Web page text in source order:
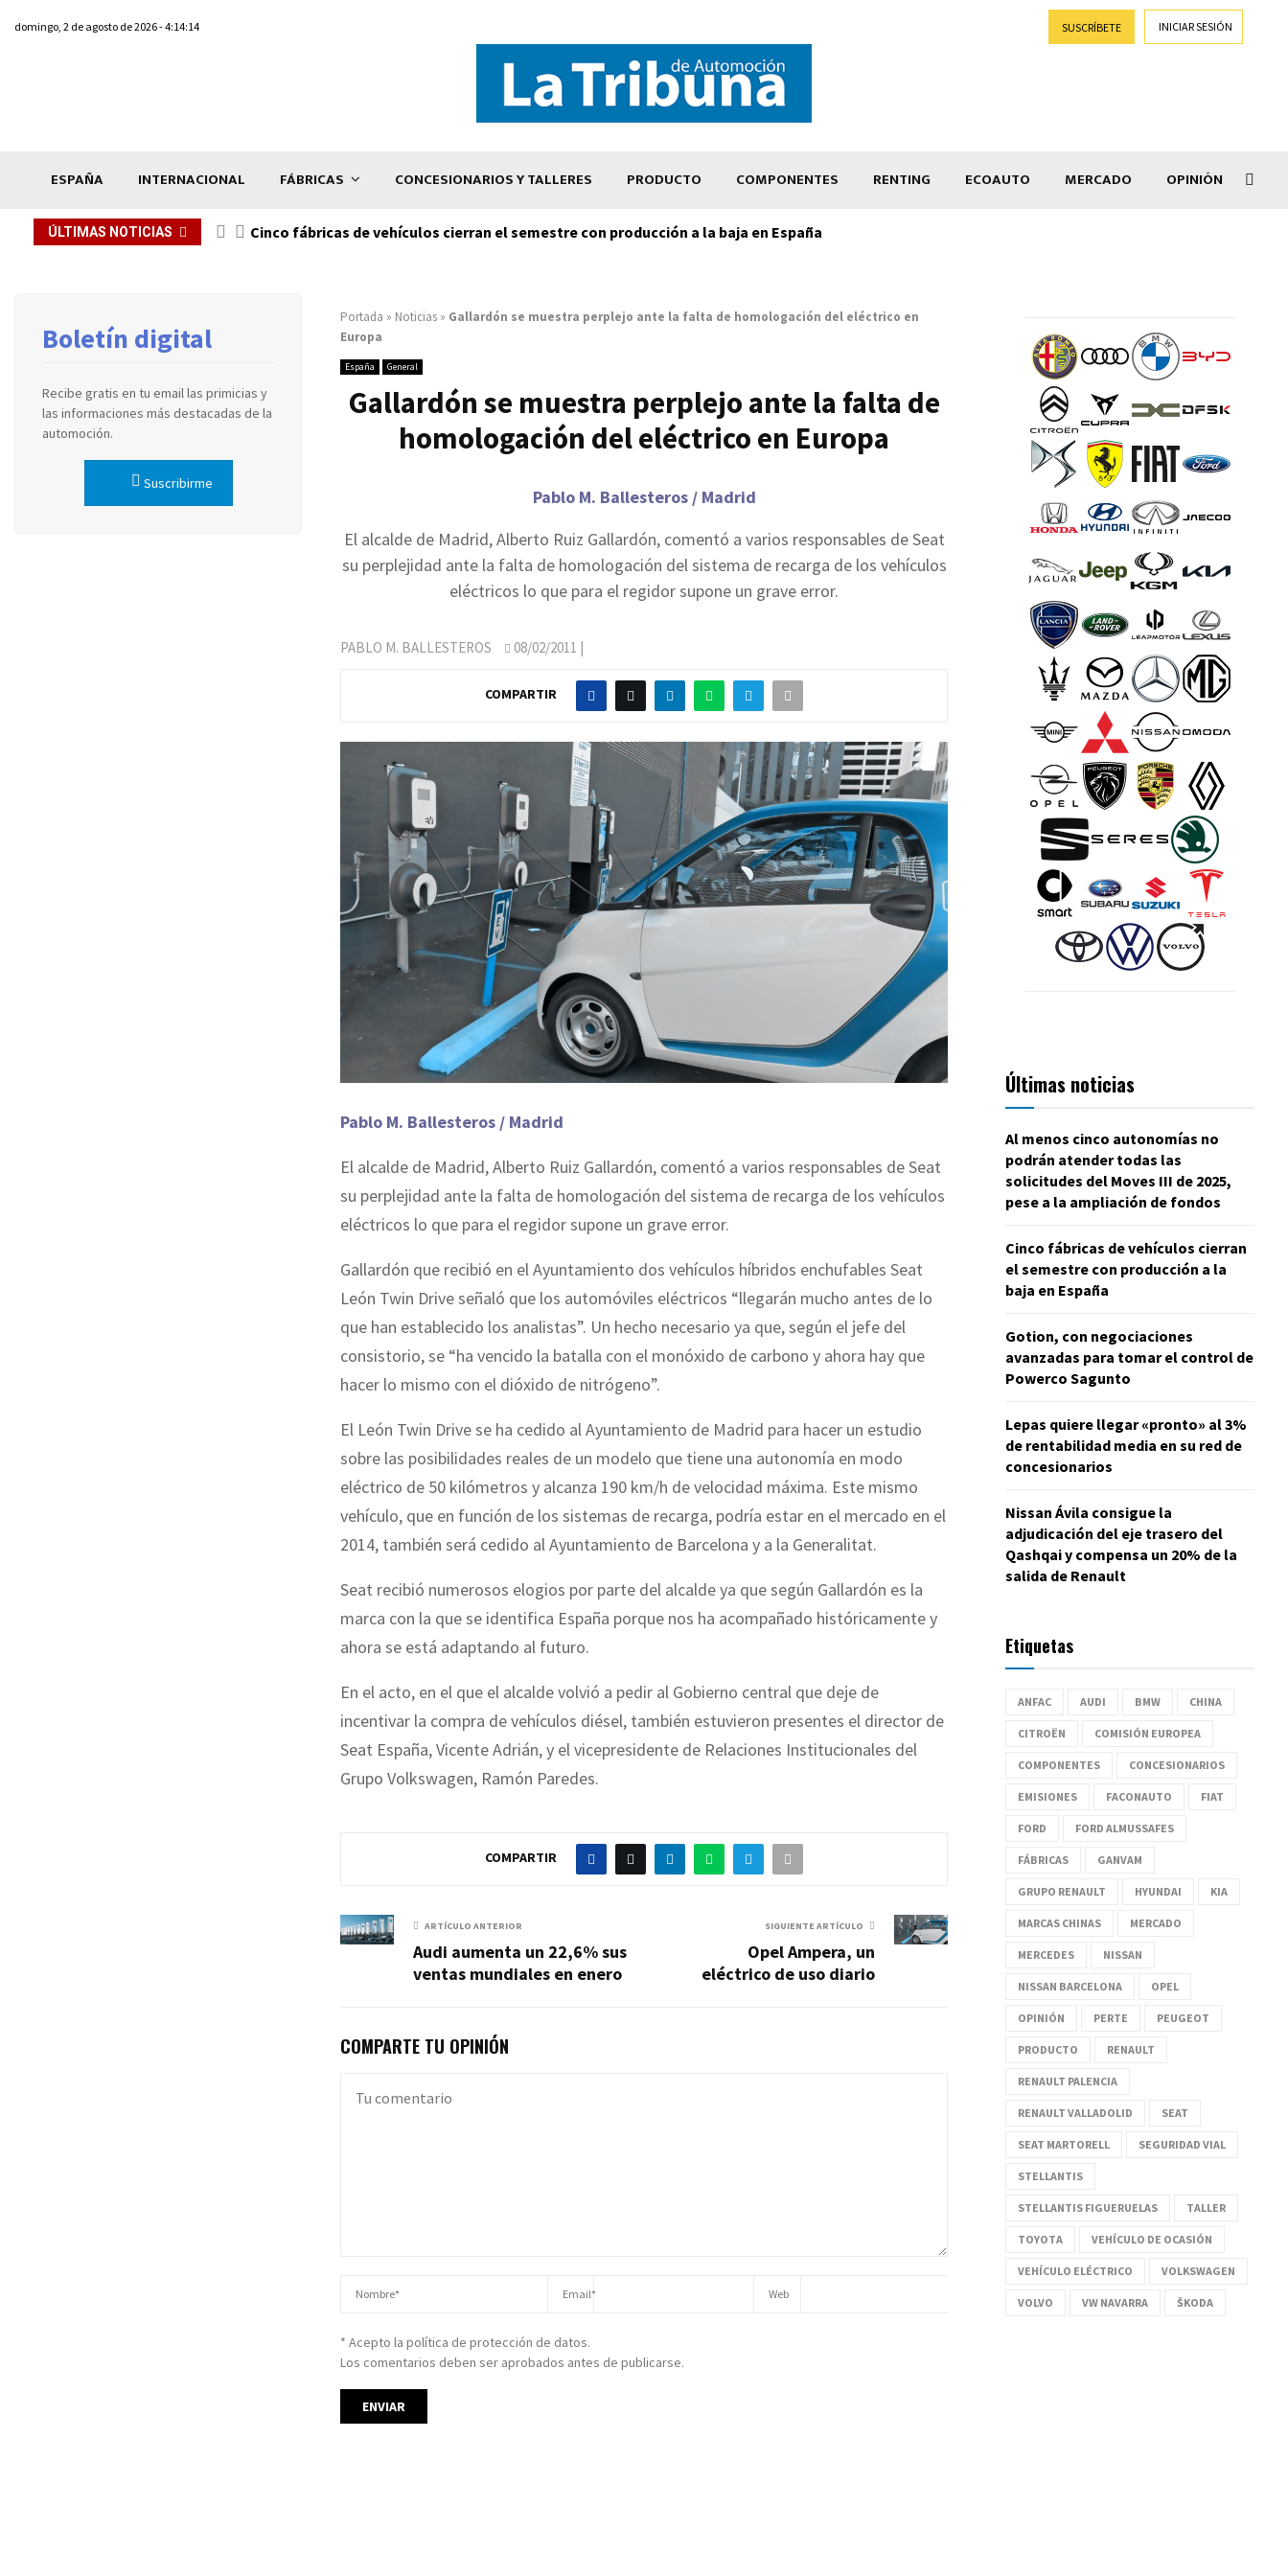
domingo, 2 de agosto de 2026 - 4:14:14 SUSCRÍBETE INICIAR SESIÓN
ESPAÑA INTERNACIONAL FÁBRICAS CONCESIONARIOS Y TALLERES PRODUCTO COMPONENTES RENTING ECOAUTO MERCADO OPINIÓN
ÚLTIMAS NOTICIAS Cinco fábricas de vehículos cierran el semestre con producción a la baja en España
Portada » Noticias » Gallardón se muestra perplejo ante la falta de homologación del eléctrico en
Europa
España General
Gallardón se muestra perplejo ante la falta de
homologación del eléctrico en Europa
Pablo M. Ballesteros / Madrid
El alcalde de Madrid, Alberto Ruiz Gallardón, comentó a varios responsables de Seat
su perplejidad ante la falta de homologación del sistema de recarga de los vehículos
eléctricos lo que para el regidor supone un grave error.
PABLO M. BALLESTEROS 08/02/2011 |
COMPARTIR
Pablo M. Ballesteros / Madrid
El alcalde de Madrid, Alberto Ruiz Gallardón, comentó a varios responsables de Seat
su perplejidad ante la falta de homologación del sistema de recarga de los vehículos
eléctricos lo que para el regidor supone un grave error.
Gallardón que recibió en el Ayuntamiento dos vehículos híbridos enchufables Seat
León Twin Drive señaló que los automóviles eléctricos “llegarán mucho antes de lo
que han establecido los analistas”. Un hecho necesario ya que, según el jefe del
consistorio, se “ha vencido la batalla con el monóxido de carbono y ahora hay que
hacer lo mismo con el dióxido de nitrógeno”.
El León Twin Drive se ha cedido al Ayuntamiento de Madrid para hacer un estudio
sobre las posibilidades reales de un modelo que tiene una autonomía en modo
eléctrico de 50 kilómetros y alcanza 190 km/h de velocidad máxima. Este mismo
vehículo, que en función de los sistemas de recarga, podría estar en el mercado en el
2014, también será cedido al Ayuntamiento de Barcelona y a la Generalitat.
Seat recibió numerosos elogios por parte del alcalde ya que según Gallardón es la
marca con la que se identifica España porque nos ha acompañado históricamente y
ahora se está adaptando al futuro.
En el acto, en el que el alcalde volvió a pedir al Gobierno central que deje de
incentivar la compra de vehículos diésel, también estuvieron presentes el director de
Seat España, Vicente Adrián, y el vicepresidente de Relaciones Institucionales del
Grupo Volkswagen, Ramón Paredes.
COMPARTIR
ARTÍCULO ANTERIOR
Audi aumenta un 22,6% sus
ventas mundiales en enero
SIGUIENTE ARTÍCULO
Opel Ampera, un
eléctrico de uso diario
COMPARTE TU OPINIÓN
* Acepto la política de protección de datos.
Los comentarios deben ser aprobados antes de publicarse.
Boletín digital
Recibe gratis en tu email las primicias y
las informaciones más destacadas de la
automoción.
Suscribirme
Últimas noticias
Al menos cinco autonomías no
podrán atender todas las
solicitudes del Moves III de 2025,
pese a la ampliación de fondos
Cinco fábricas de vehículos cierran
el semestre con producción a la
baja en España
Gotion, con negociaciones
avanzadas para tomar el control de
Powerco Sagunto
Lepas quiere llegar «pronto» al 3%
de rentabilidad media en su red de
concesionarios
Nissan Ávila consigue la
adjudicación del eje trasero del
Qashqai y compensa un 20% de la
salida de Renault
Etiquetas
ANFAC AUDI BMW CHINA
CITROËN COMISIÓN EUROPEA
COMPONENTES CONCESIONARIOS
EMISIONES FACONAUTO FIAT
FORD FORD ALMUSSAFES
FÁBRICAS GANVAM
GRUPO RENAULT HYUNDAI KIA
MARCAS CHINAS MERCADO
MERCEDES NISSAN
NISSAN BARCELONA OPEL
OPINIÓN PERTE PEUGEOT
PRODUCTO RENAULT
RENAULT PALENCIA
RENAULT VALLADOLID SEAT
SEAT MARTORELL SEGURIDAD VIAL
STELLANTIS
STELLANTIS FIGUERUELAS TALLER
TOYOTA VEHÍCULO DE OCASIÓN
VEHÍCULO ELÉCTRICO VOLKSWAGEN
VOLVO VW NAVARRA ŠKODA